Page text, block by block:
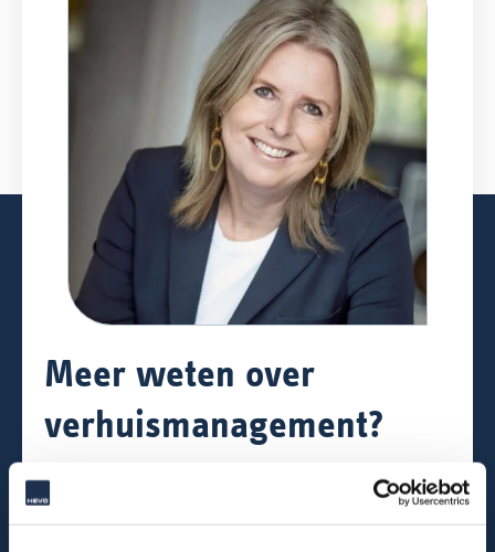
Meer weten over
verhuismanagement?
Neem dan contact op met: